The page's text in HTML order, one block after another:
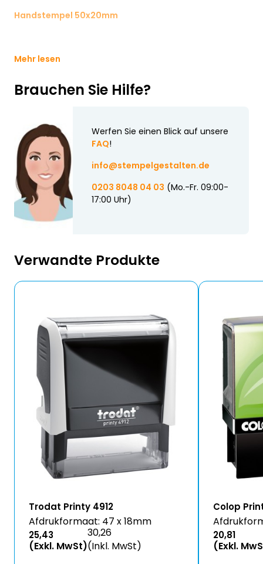
Handstempel 50x20mm
Mehr lesen
Brauchen Sie Hilfe?
Werfen Sie einen Blick auf unsere
FAQ!
info@stempelgestalten.de
0203 8048 04 03 (Mo.-Fr. 09:00-
17:00 Uhr)
Verwandte Produkte
Trodat Printy 4912
Afdrukformaat: 47 x 18mm
25,43
(Exkl. MwSt)
30,26
(Inkl. MwSt)
Colop
20,81
(Exkl.